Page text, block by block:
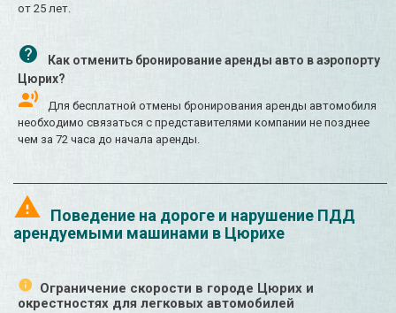
от 25 лет.
Как отменить бронирование аренды авто в аэропорту
Цюрих?
Для бесплатной отмены бронирования аренды автомобиля
необходимо связаться с представителями компании не позднее
чем за 72 часа до начала аренды.
Поведение на дороге и нарушение ПДД
арендуемыми машинами в Цюрихе
Ограничение скорости в городе Цюрих и
окрестностях для легковых автомобилей